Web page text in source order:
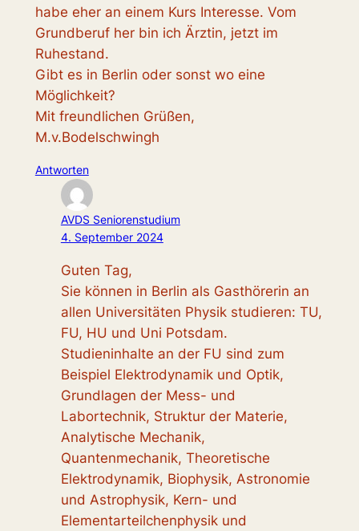
habe eher an einem Kurs Interesse. Vom
Grundberuf her bin ich Ärztin, jetzt im
Ruhestand.
Gibt es in Berlin oder sonst wo eine
Möglichkeit?
Mit freundlichen Grüßen,
M.v.Bodelschwingh
Antworten
AVDS Seniorenstudium
4. September 2024
Guten Tag,
Sie können in Berlin als Gasthörerin an
allen Universitäten Physik studieren: TU,
FU, HU und Uni Potsdam.
Studieninhalte an der FU sind zum
Beispiel Elektrodynamik und Optik,
Grundlagen der Mess- und
Labortechnik, Struktur der Materie,
Analytische Mechanik,
Quantenmechanik, Theoretische
Elektrodynamik, Biophysik, Astronomie
und Astrophysik, Kern- und
Elementarteilchenphysik und